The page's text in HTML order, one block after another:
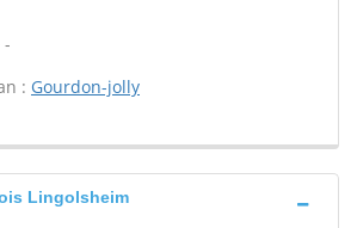
-
: Gourdon-jolly
Lingolsheim